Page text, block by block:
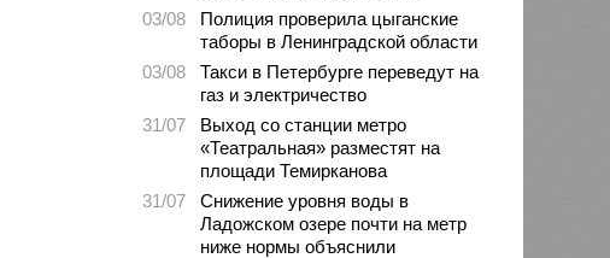
03/08
Полиция проверила цыганские
таборы в Ленинградской области
03/08
Такси в Петербурге переведут на
газ и электричество
31/07
Выход со станции метро
«Театральная» разместят на
площади Темирканова
31/07
Снижение уровня воды в
Ладожском озере почти на метр
ниже нормы объяснили